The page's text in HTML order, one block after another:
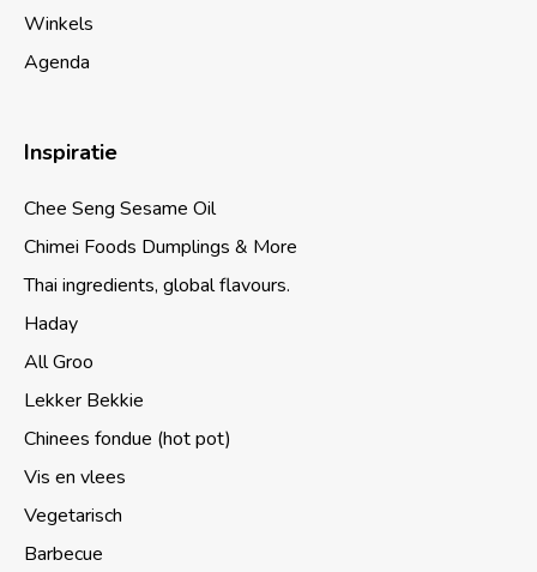
Winkels
Agenda
Inspiratie
Chee Seng Sesame Oil
Chimei Foods Dumplings & More
Thai ingredients, global flavours.
Haday
All Groo
Lekker Bekkie
Chinees fondue (hot pot)
Vis en vlees
Vegetarisch
Barbecue